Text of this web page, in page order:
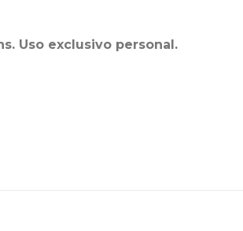
Uso exclusivo personal.